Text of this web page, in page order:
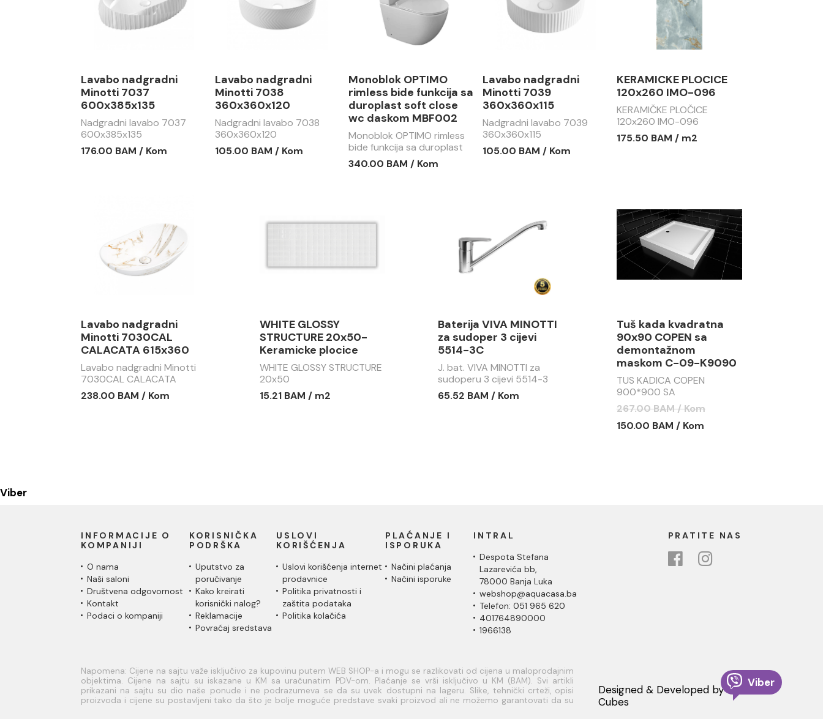
Lavabo nadgradni
Minotti 7037
600x385x135
Nadgradni lavabo 7037
600x385x135
176.00 BAM / Kom
Lavabo nadgradni
Minotti 7038
360x360x120
Nadgradni lavabo 7038
360x360x120
105.00 BAM / Kom
Monoblok OPTIMO
rimless bide funkcija sa
duroplast soft close
wc daskom MBF002
Monoblok OPTIMO rimless
bide funkcija sa duroplast
soft close wc daskom
MBF002
340.00 BAM / Kom
Lavabo nadgradni
Minotti 7039
360x360x115
Nadgradni lavabo 7039
360x360x115
105.00 BAM / Kom
KERAMICKE PLOCICE
120x260 IMO-096
KERAMIČKE PLOČICE
120x260 IMO-096
175.50 BAM / m2
Lavabo nadgradni
Minotti 7030CAL
CALACATA 615x360
Lavabo nadgradni Minotti
7030CAL CALACATA
615x360
238.00 BAM / Kom
WHITE GLOSSY
STRUCTURE 20x50-
Keramicke plocice
WHITE GLOSSY STRUCTURE
20x50
15.21 BAM / m2
Baterija VIVA MINOTTI
za sudoper 3 cijevi
5514-3C
J. bat. VIVA MINOTTI za
sudoperu 3 cijevi 5514-3
65.52 BAM / Kom
Tuš kada kvadratna
90x90 COPEN sa
demontažnom
maskom C-09-K9090
TUS KADICA COPEN
900*900 SA
DEMONTAŽNOM MASKOM
C-09-K9090
267.00 BAM / Kom
150.00 BAM / Kom
Viber
Viber
INFORMACIJE O
KOMPANIJI
O nama
Naši saloni
Društvena odgovornost
Kontakt
Podaci o kompaniji
KORISNIČKA
PODRŠKA
Uputstvo za
poručivanje
Kako kreirati
korisnički nalog?
Reklamacije
Povraćaj sredstava
USLOVI
KORIŠĆENJA
Uslovi korišćenja internet
prodavnice
Politika privatnosti i
zaštita podataka
Politika kolačića
PLAĆANJE I
ISPORUKA
Načini plaćanja
Načini isporuke
INTRAL
Despota Stefana
Lazarevića bb,
78000 Banja Luka
webshop@aquacasa.ba
Telefon: 051 965 620
401764890000
1966138
PRATITE NAS
Napomena: Cijene na sajtu važe isključivo za kupovinu putem WEB SHOP-a i mogu se razlikovati od cijena u maloprodajnim
objektima. Cijene na sajtu su iskazane u KM sa uračunatim PDV-om. Plaćanje se vrši isključivo u KM (BAM). Svi artikli
prikazani na sajtu su dio naše ponude i ne podrazumeva se da su uvek dostupni na lageru. Slike, tehnički crteži, opisi
proizvoda i cijene su postavljeni tako da što je bolje moguće predstave svaki proizvod ali ne možemo garantovati da su
Designed & Developed by
Cubes